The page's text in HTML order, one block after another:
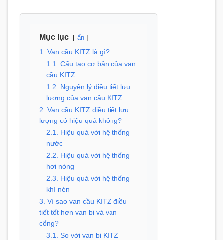
Mục lục ẩn
1. Van cầu KITZ là gì?
1.1. Cấu tạo cơ bản của van
cầu KITZ
1.2. Nguyên lý điều tiết lưu
lượng của van cầu KITZ
2. Van cầu KITZ điều tiết lưu
lượng có hiệu quả không?
2.1. Hiệu quả với hệ thống
nước
2.2. Hiệu quả với hệ thống
hơi nóng
2.3. Hiệu quả với hệ thống
khí nén
3. Vì sao van cầu KITZ điều
tiết tốt hơn van bi và van
cổng?
3.1. So với van bi KITZ